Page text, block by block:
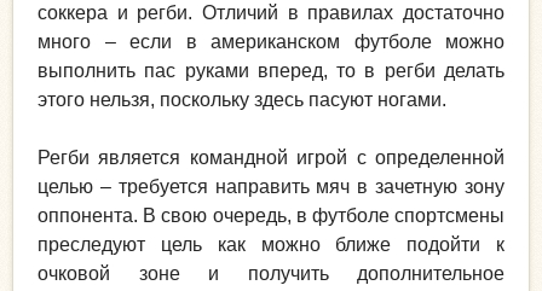
соккера и регби. Отличий в правилах достаточно
много – если в американском футболе можно
выполнить пас руками вперед, то в регби делать
этого нельзя, поскольку здесь пасуют ногами.
Регби является командной игрой с определенной
целью – требуется направить мяч в зачетную зону
оппонента. В свою очередь, в футболе спортсмены
преследуют цель как можно ближе подойти к
очковой зоне и получить дополнительное